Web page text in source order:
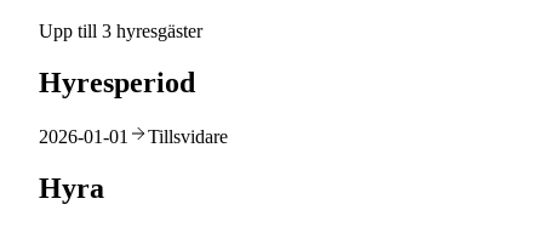
Upp till 3 hyresgäster
Hyresperiod
2026-01-01 Tillsvidare
Hyra